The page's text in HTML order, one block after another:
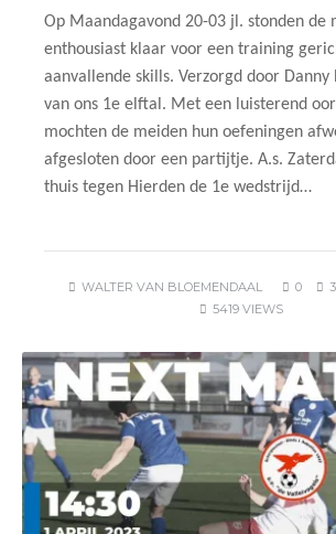
Op Maandagavond 20-03 jl. stonden de
enthousiast klaar voor een training
aanvallende skills. Verzorgd door
van ons 1e elftal. Met een luisterend
mochten de meiden hun oefeningen
afgesloten door een partijtje. A.s.
thuis tegen Hierden de 1e wedstrijd…
WALTER VAN BLOEMENDAAL 0
5419 VIEWS